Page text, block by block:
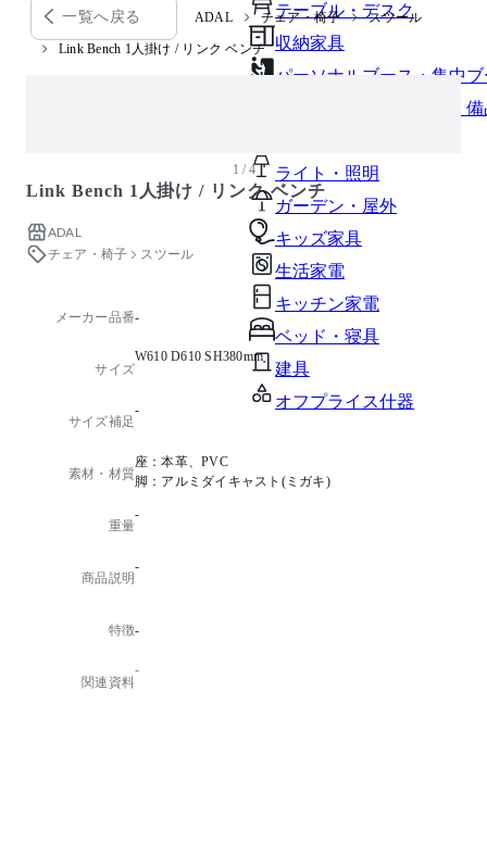
テーブル・デスク
収納家具
パーソナルブース・集中
オフィスアクセサリー・
ライト・照明
ガーデン・屋外
キッズ家具
生活家電
キッチン家電
ベッド・寝具
建具
オフプライス什器
一覧へ戻る ADAL チェア・椅子 スツール
Link Bench 1人掛け / リンク ベンチ
1 / 4
Link Bench 1人掛け / リンク ベンチ
ADAL
チェア・椅子
スツール
メーカー品番-
サイズ
W610 D610 SH380mm
サイズ補足
-
素材・材質
座：本革、PVC
脚：アルミダイキャスト(ミガキ)
重量
-
商品説明
-
特徴-
関連資料
-